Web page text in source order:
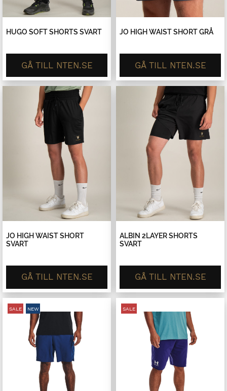
HUGO SOFT SHORTS SVART
GÅ TILL NTEN.SE
JO HIGH WAIST SHORT GRÅ
GÅ TILL NTEN.SE
JO HIGH WAIST SHORT
SVART
GÅ TILL NTEN.SE
ALBIN 2LAYER SHORTS
SVART
GÅ TILL NTEN.SE
SALE NEW SALE